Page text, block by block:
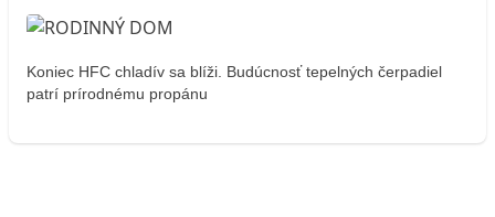
Koniec HFC chladív sa blíži. Budúcnosť tepelných čerpadiel
patrí prírodnému propánu